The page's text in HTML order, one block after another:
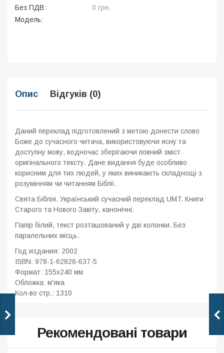
Без ПДВ:
0 грн.
Модель:
Опис Відгуків (0)
Даний переклад підготовлений з метою донести слово
Боже до сучасного читача, використовуючи ясну та
доступну мову, водночас зберігаючи повний зміст
оригінального тексту. Дане видання буде особливо
корисним для тих людей, у яких виникають складнощі з
розумінням чи читанням Біблії.
Свята Біблія. Український сучасний переклад UMT. Книги
Старого та Нового Завіту, канонічні.
Папір білий, текст розташований у дві колонки. Без
паралельних місць.
Год издания: 2002
ISBN: 978-1-62826-637-5
Формат: 155x240 мм
Обложка: м'яка
Кол-во стр.: 1310
Рекомендовані товари